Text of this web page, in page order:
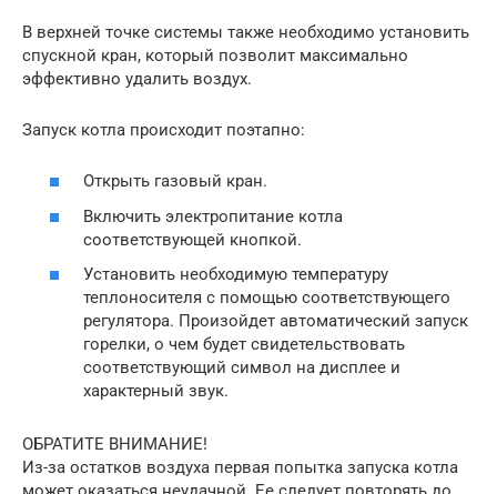
В верхней точке системы также необходимо установить
спускной кран, который позволит максимально
эффективно удалить воздух.
Запуск котла происходит поэтапно:
Открыть газовый кран.
Включить электропитание котла
соответствующей кнопкой.
Установить необходимую температуру
теплоносителя с помощью соответствующего
регулятора. Произойдет автоматический запуск
горелки, о чем будет свидетельствовать
соответствующий символ на дисплее и
характерный звук.
ОБРАТИТЕ ВНИМАНИЕ!
Из-за остатков воздуха первая попытка запуска котла